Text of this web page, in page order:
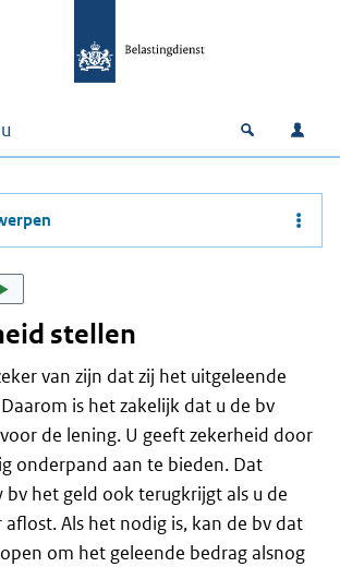
Open
stellen
van zijn dat zij het uitgeleende
is het zakelijk dat u de bv
de lening. U geeft zekerheid door
onderpand aan te bieden. Dat
het geld ook terugkrijgt als u de
Als het nodig is, kan de bv dat
om het geleende bedrag alsnog